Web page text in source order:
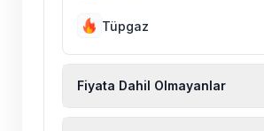
Tüpgaz
Fiyata Dahil Olmayanlar